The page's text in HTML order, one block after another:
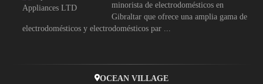
minorista de electrodomésticos en
Gibraltar que ofrece una amplia gama de
electrodomésticos y electrodomésticos par ...
OCEAN VILLAGE